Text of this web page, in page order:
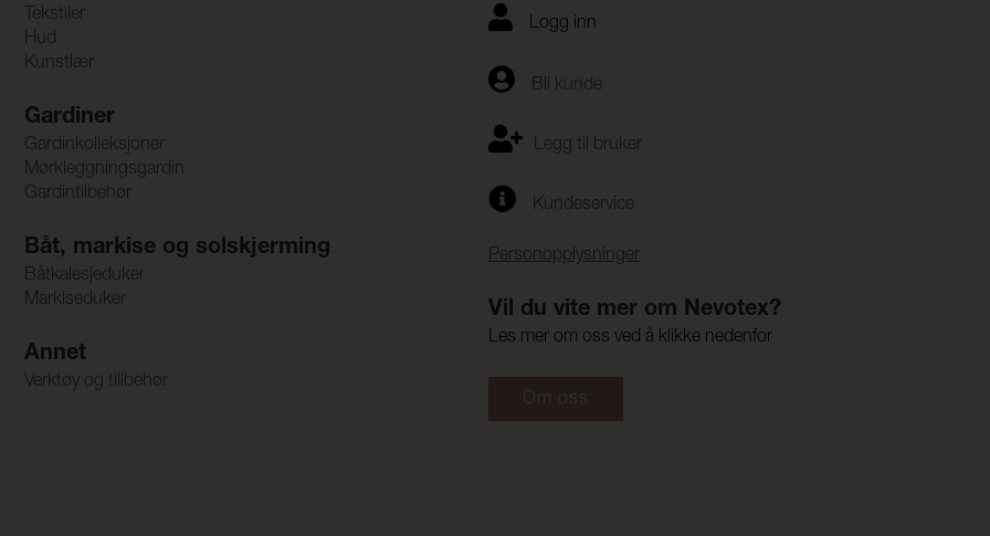
Tekstiler
Hud
Kunstlær
Gardiner
Gardinkolleksjoner
Mørkleggningsgardin
Gardintilbehør
Båt, markise og solskjerming
Båtkalesjeduker
Markiseduker
Annet
Verktøy og tillbehør
Logg inn
Bli kunde
Legg til bruker
Kundeservice
Personopplysninger
Vil du vite mer om Nevotex?
Les mer om oss ved å klikke nedenfor
Om oss